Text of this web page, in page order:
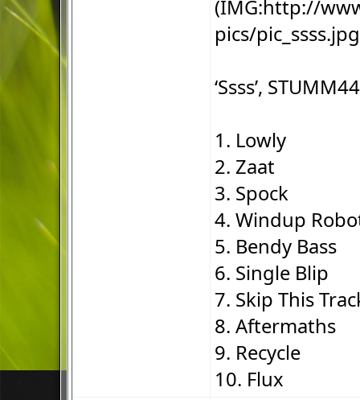
(IMG:http://
pics/pic_ssss.jpg
‘Ssss’,
1. Lowly
2. Zaat
3. Spock
4. Windup
5. Bendy Bass
6. Single Blip
7. Skip This
8. Aftermaths
9. Recycle
10. Flux